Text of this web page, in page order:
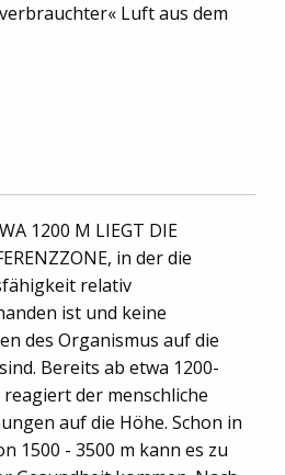
Luft aus dem
1200 M LIEGT DIE
in der die
relativ
ist und keine
des Organismus auf die
Bereits ab etwa 1200-
reagiert der menschliche
auf die Höhe. Schon in
1500 - 3500 m kann es zu